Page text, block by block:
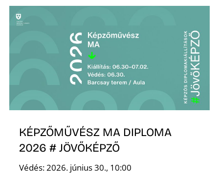
KÉPZŐMŰVÉSZ MA DIPLOMA
2026 # JÖVŐKÉPZŐ
Védés: 2026. június 30., 10:00